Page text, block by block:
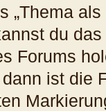
„Thema
du
Forums
ist die